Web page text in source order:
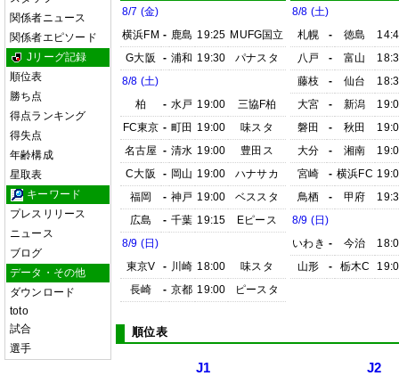
関係者ニュース
関係者エピソード
Jリーグ記録
順位表
勝ち点
得点ランキング
得失点
年齢構成
星取表
キーワード
プレスリリース
ニュース
ブログ
データ・その他
ダウンロード
toto
試合
選手
8/7 (金)
横浜FM - 鹿島 19:25 MUFG国立
G大阪
- 浦和 19:30
パナスタ
8/8 (土)
柏
- 水戸 19:00
三協F柏
FC東京 - 町田 19:00
味スタ
名古屋 - 清水 19:00
豊田ス
C大阪
- 岡山 19:00
ハナサカ
福岡
- 神戸 19:00
ベススタ
広島
- 千葉 19:15
Eピース
8/9 (日)
東京V
- 川崎 18:00
味スタ
長崎
- 京都 19:00 ピースタ
8/8 (土)
札幌
- 徳島
八戸
- 富山
藤枝
- 仙台
大宮
- 新潟
磐田
- 秋田
大分
- 湘南
宮崎
- 横浜FC
鳥栖
- 甲府
8/9 (日)
いわき - 今治
山形
- 栃木C
順位表
J1 J2